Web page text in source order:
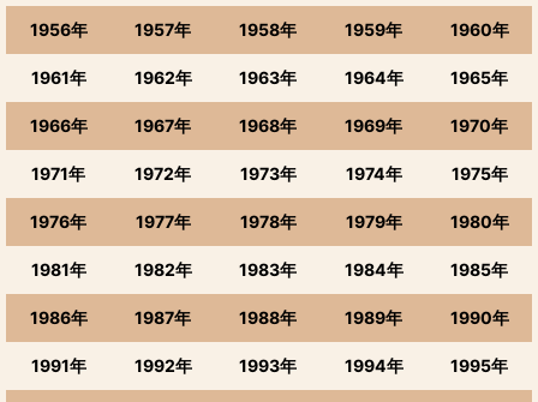
1956年 1957年 1958年 1959年 1960年
1961年 1962年 1963年 1964年 1965年
1966年 1967年 1968年 1969年 1970年
1971年 1972年 1973年 1974年 1975年
1976年 1977年 1978年 1979年 1980年
1981年 1982年 1983年 1984年 1985年
1986年 1987年 1988年 1989年 1990年
1991年 1992年 1993年 1994年 1995年